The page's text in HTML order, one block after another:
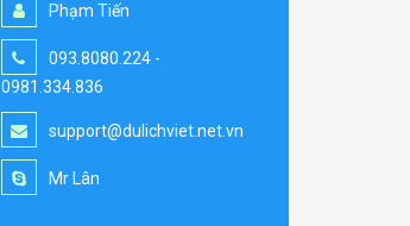
Phạm Tiến
093.8080.224 -
0981.334.836
support@dulichviet.net.vn
Mr Lân